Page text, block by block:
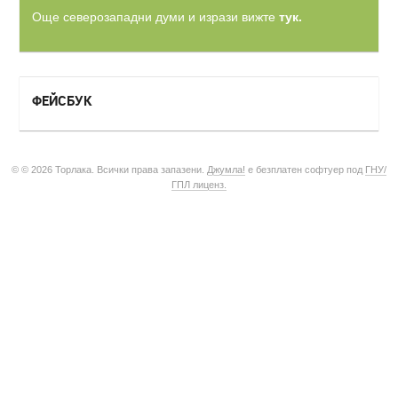
Още северозападни думи и изрази вижте тук.
ФЕЙСБУК
© © 2026 Торлака. Всички права запазени. Джумла! е безплатен софтуер под ГНУ/
ГПЛ лиценз.